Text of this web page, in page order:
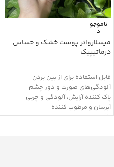
ناموجو
د
میسلارواتر پوست خشک و حساس
درماتیپیک
قابل استفاده برای از بین بردن
آلودگی‌های صورت و دور چشم
پاک کننده آرایش، آلودگی و چربی
آبرسان و مرطوب کننده
دارای مواد تغذیه کننده